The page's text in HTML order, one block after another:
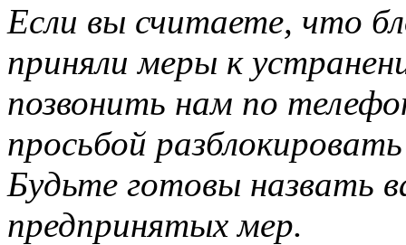
Если вы считаете, что
приняли меры к
позвонить нам по
просьбой
Будьте готовы назвать
предпринятых мер.